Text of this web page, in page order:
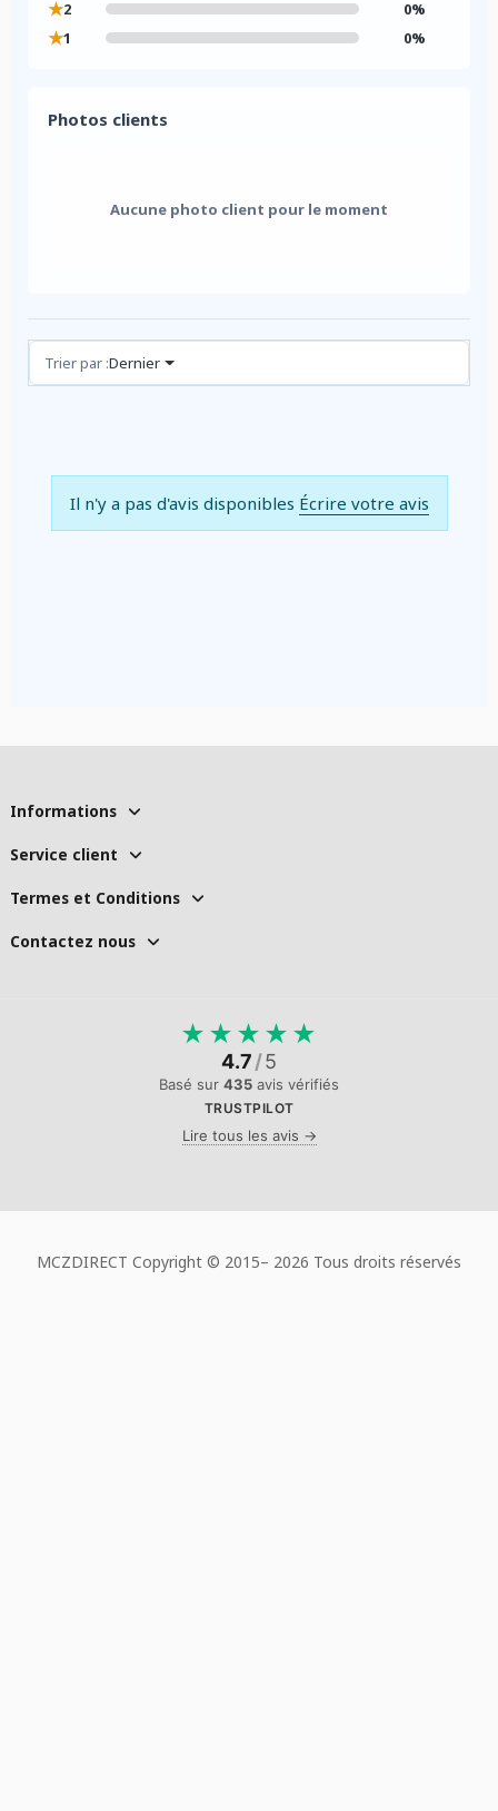
★2 0%
★1 0%
Photos clients
Aucune photo client pour le moment
Avis (0)
Trier par :Dernier
Il n'y a pas d'avis disponibles Écrire votre avis
Informations
Service client
Termes et Conditions
Contactez nous
★ ★ ★ ★ ★
4.7/5
Basé sur 435 avis vérifiés
TRUSTPILOT
Lire tous les avis →
MCZDIRECT Copyright © 2015– 2026 Tous droits réservés